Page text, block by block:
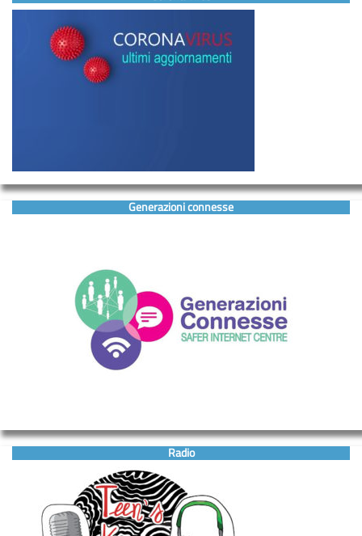
Generazioni connesse
Radio